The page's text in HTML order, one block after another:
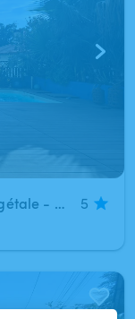
Piscine & terrasse dans une bulle végétale - avec studio privatif
5